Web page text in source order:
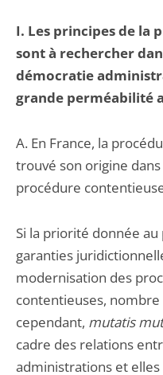
I. Les principes de la
sont à rechercher
démocratie
grande perméabilité
A. En France, la
trouvé son origine
procédure
Si la priorité donnée
garanties
modernisation des
contentieuses,
cependant, mutatis
cadre des relations
administrations et